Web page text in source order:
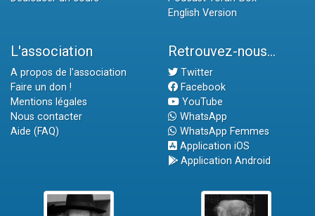
English Version
L'association
A propos de l'association
Faire un don !
Mentions légales
Nous contacter
Aide (FAQ)
Retrouvez-nous...
Twitter
Facebook
YouTube
WhatsApp
WhatsApp Femmes
Application iOS
Application Android